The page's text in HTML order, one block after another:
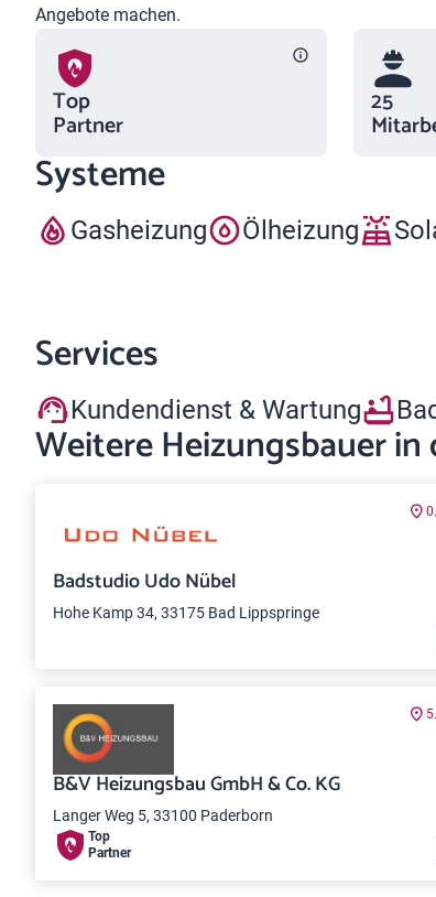
Angebote machen.
Top
Partner
25
Systeme
Gasheizung Ölheizung
Services
Kundendienst & Wartung
Weitere Heizungsbauer in
Badstudio Udo Nübel
Hohe Kamp 34, 33175 Bad Lippspringe
B&V Heizungsbau GmbH & Co. KG
Langer Weg 5, 33100 Paderborn
Top
Partner